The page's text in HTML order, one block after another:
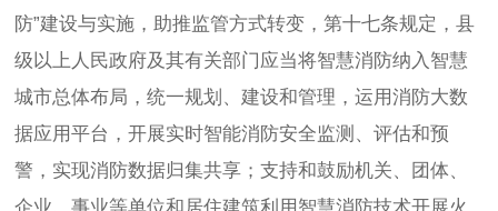
防”建设与实施，助推监管方式转变，第十七条规定，县
级以上人民政府及其有关部门应当将智慧消防纳入智慧
城市总体布局，统一规划、建设和管理，运用消防大数
据应用平台，开展实时智能消防安全监测、评估和预
警，实现消防数据归集共享；支持和鼓励机关、团体、